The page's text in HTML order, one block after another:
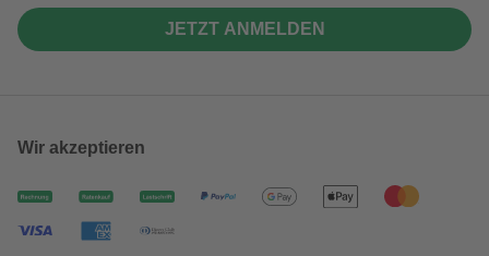
JETZT ANMELDEN
Wir akzeptieren